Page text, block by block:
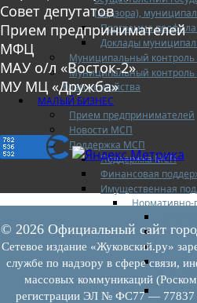
(надзора),
Программа
Доклады
Муниципальный контроль
Муниципальный контроль
благоустройства
МАЛЫЙ БИЗНЕС
Прием предпринимателей
Новости МСП
Поддержка МСП
Поддержка МСП
Финансовая
Имущественная
Нормативно-
Совет депутатов
Прием предпринимателей
МФЦ
МАУ о/л «Восток-2»
МУ МЦ «Дружба»
© 2026 Официальный сайт
Сетевое издание «Жуковский.ру»
службе по надзору в сфере связи,
массовых коммуникаций
регистрации ЭЛ № ФС77 — 77837